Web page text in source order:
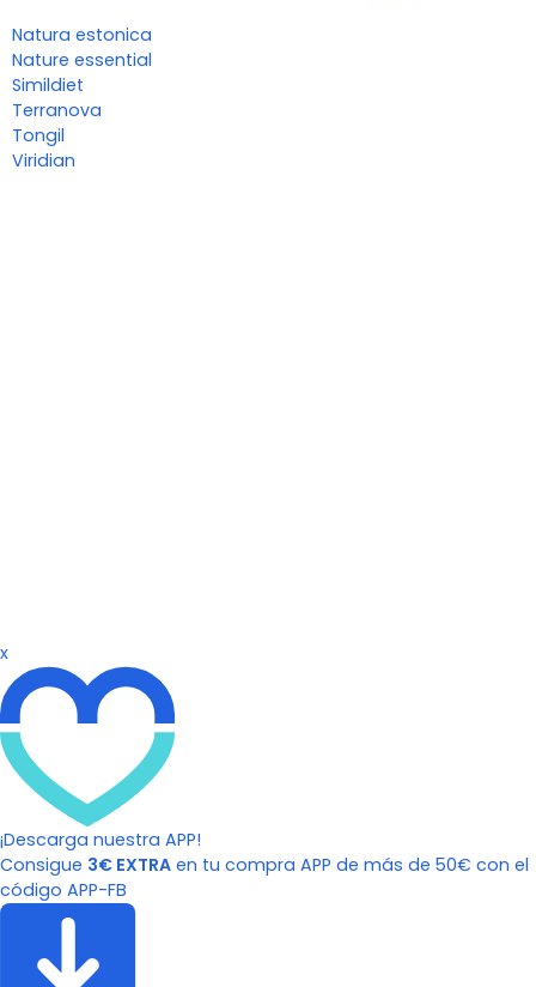
Natura estonica
Nature essential
Simildiet
Terranova
Tongil
Viridian
x
¡Descarga nuestra APP!
Consigue 3€ EXTRA en tu compra APP de más de 50€ con el
código APP-FB